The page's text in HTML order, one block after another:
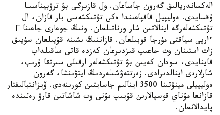
الەكساندريالىق گەرون جاساعان. ول قازىرگى بۋ ترۋبيناسىنا
ۇقسايدى. ەوليپيل قاقپاعىندا ەكى تۇتىكشەسى بار قازان، ال
تۇتىكشەلەرگە اينالاتىن شار ورناتىلعان. ونىڭ جوعارى جاعىنا Г
ءارپى سياقتى مۇرجا قويىلعان. قازاننىڭ ىشىنە قۇيىلعان سۇيىق
زات استىنان وت جاعىپ قىزدىرعان كەزدە قاتى ساقىلداپ
قاينايدى، سودان كەيىن بۋ تۇتىكشەلەر ارقىلى سىرتقا ۇرىپ،
شارلاردى اينالدىرادى. زەرتتەۋشىلەردىڭ ايتۋىنشا، گەرون
ەوليپيلى مينۋتىنا 3500 اينالىم جاسايتىن كورىنەدى. ۆيزانتيالىقتار
قازانعا مۇناي قوسپالارىن قۇيىپ مۇنى وت شاشاتىن قارۋ رەتىندە
پايدالانعان.